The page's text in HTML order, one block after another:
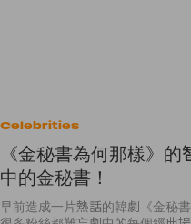
Celebrities
《金秘書為何那樣》
中的金秘書！
早前造成一片熱話的韓劇《金秘